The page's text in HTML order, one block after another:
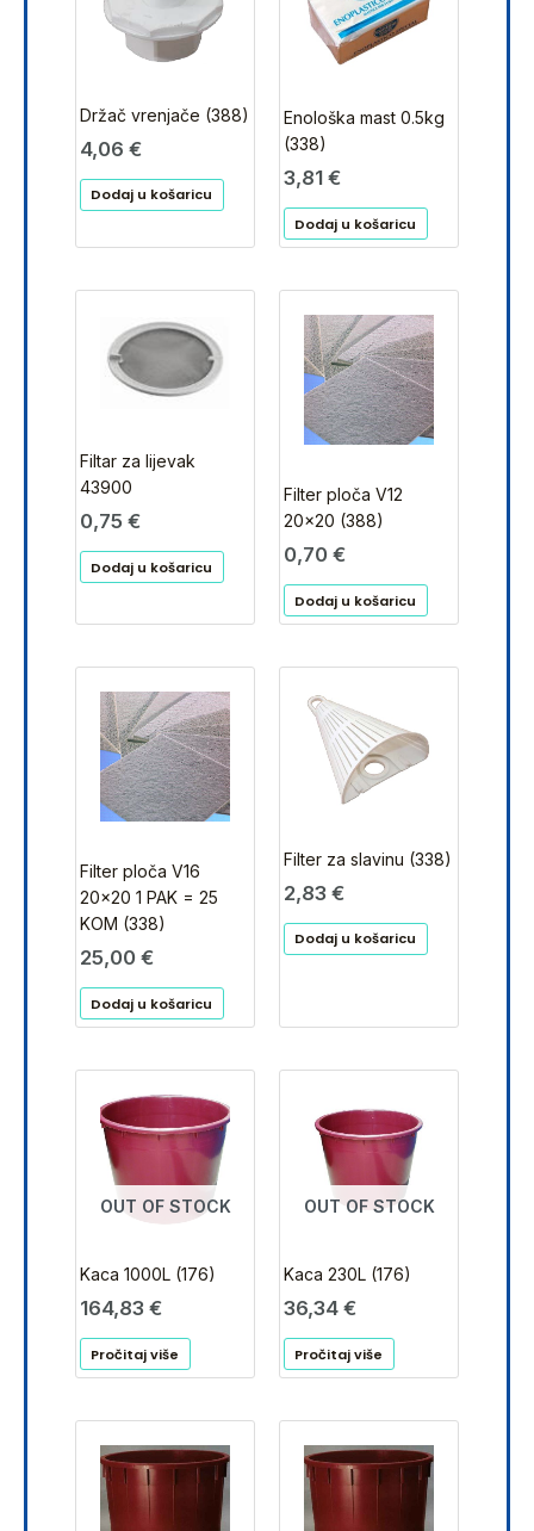
Držač vrenjače (388)
4,06 €
Dodaj u košaricu
Enološka mast 0.5kg
(338)
3,81 €
Dodaj u košaricu
Filtar za lijevak
43900
0,75 €
Dodaj u košaricu
Filter ploča V12
20×20 (388)
0,70 €
Dodaj u košaricu
Filter ploča V16
20×20 1 PAK = 25
KOM (338)
25,00 €
Dodaj u košaricu
Filter za slavinu (338)
2,83 €
Dodaj u košaricu
OUT OF STOCK
Kaca 1000L (176)
164,83 €
Pročitaj više
OUT OF STOCK
Kaca 230L (176)
36,34 €
Pročitaj više